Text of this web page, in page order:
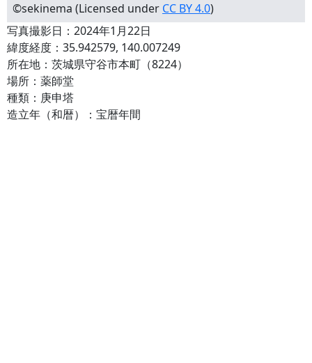
©sekinema (Licensed under CC BY 4.0)
写真撮影日：2024年1月22日
緯度経度：35.942579, 140.007249
所在地：茨城県守谷市本町（8224）
場所：薬師堂
種類：庚申塔
造立年（和暦）：宝暦年間